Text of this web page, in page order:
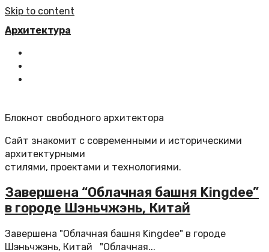
Skip to content
Архитектура
Блокнот свободного архитектора
Сайт знакомит с современными и историческими
архитектурными
стилями, проектами и технологиями.
Завершена “Облачная башня Kingdee”
в городе Шэньчжэнь, Китай
Завершена "Облачная башня Kingdee" в городе
Шэньчжэнь, Китай "Облачная...